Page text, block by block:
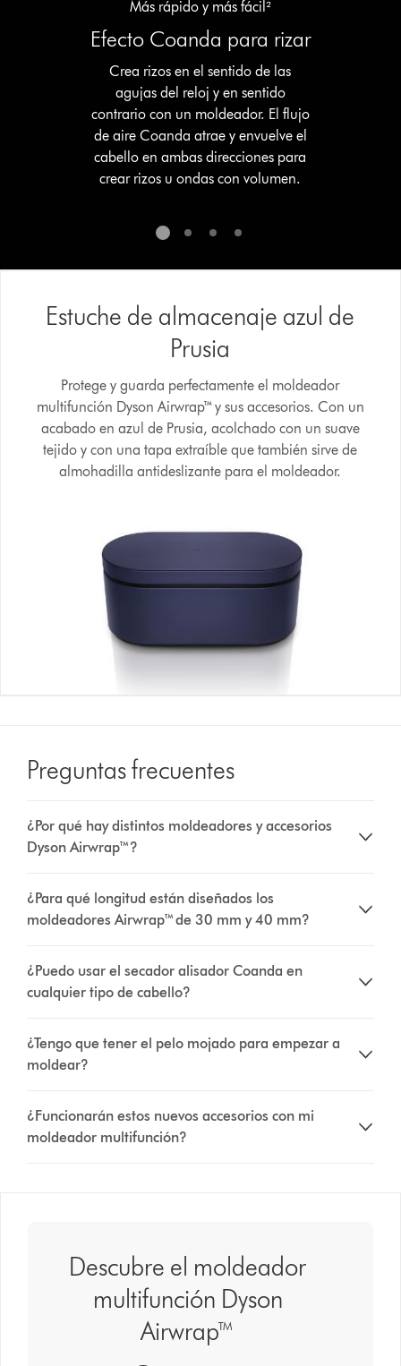
Más rápido y más fácil²
Efecto Coanda para rizar
Crea rizos en el sentido de las
agujas del reloj y en sentido
contrario con un moldeador. El flujo
de aire Coanda atrae y envuelve el
cabello en ambas direcciones para
crear rizos u ondas con volumen.
Estuche de almacenaje azul de
Prusia
Protege y guarda perfectamente el moldeador
multifunción Dyson Airwrap™ y sus accesorios. Con un
acabado en azul de Prusia, acolchado con un suave
tejido y con una tapa extraíble que también sirve de
almohadilla antideslizante para el moldeador.
Preguntas frecuentes
¿Por qué hay distintos moldeadores y accesorios
Dyson Airwrap™?
¿Para qué longitud están diseñados los
moldeadores Airwrap™ de 30 mm y 40 mm?
¿Puedo usar el secador alisador Coanda en
cualquier tipo de cabello?
¿Tengo que tener el pelo mojado para empezar a
moldear?
¿Funcionarán estos nuevos accesorios con mi
moldeador multifunción?
Descubre el moldeador
multifunción Dyson
Airwrap™